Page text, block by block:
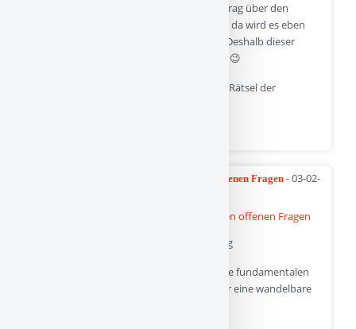
kinderverstehen.de demnächst einen Vortrag über den
Plötzlichen Kindstod eingeplant habe. Und da wird es eben
auch um das Rätsel der Bauchlage gehen. Deshalb dieser
Beitrag als Einladung für die Interessierten 😉
Zurück zu dieser Serien über dieses „letzte Rätsel der
Resilienz: Spannendes Konzept mit vielen offenen Fragen - 03-02-
Das Fundament der kindlichen Entwicklung
Die Entwicklungspsychologie beschreibt die fundamentalen
Kompetenzen, die ein Kind braucht, um für eine wandelbare